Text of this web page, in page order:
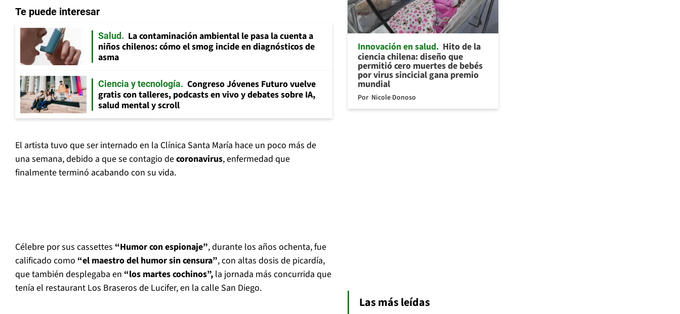
Te puede interesar
Salud
La contaminación ambiental le pasa la cuenta a
niños chilenos: cómo el smog incide en diagnósticos de
asma
Ciencia y tecnología
Congreso Jóvenes Futuro vuelve
gratis con talleres, podcasts en vivo y debates sobre IA,
salud mental y scroll
El artista tuvo que ser internado en la Clínica Santa María hace un poco más de
una semana, debido a que se contagio decoronavirus, enfermedad que
finalmente terminó acabando con su vida.
Célebre por sus cassettes “Humor con espionaje”, durante los años ochenta, fue
calificado como “el maestro del humor sin censura”, con altas dosis de picardía,
que también desplegaba en “los martes cochinos”, la jornada más concurrida que
tenía el restaurant Los Braseros de Lucifer, en la calle San Diego.
Innovación en salud Hito de la
ciencia chilena: diseño que
permitió cero muertes de bebés
por virus sincicial gana premio
mundial
Por Nicole Donoso
Las más leídas